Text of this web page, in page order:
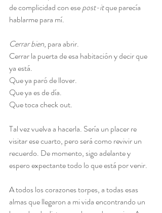
de complicidad con ese post-it que parecía
hablarme para mí.
Cerrar bien, para abrir.
Cerrar la puerta de esa habitación y decir que
ya está.
Que ya paró de llover.
Que ya es de día.
Que toca check out.
Tal vez vuelva a hacerla. Sería un placer re
visitar ese cuarto, pero será como revivir un
recuerdo. De momento, sigo adelante y
espero expectante todo lo que está por venir.
A todos los corazones torpes, a todas esas
almas que llegaron a mi vida encontrando un